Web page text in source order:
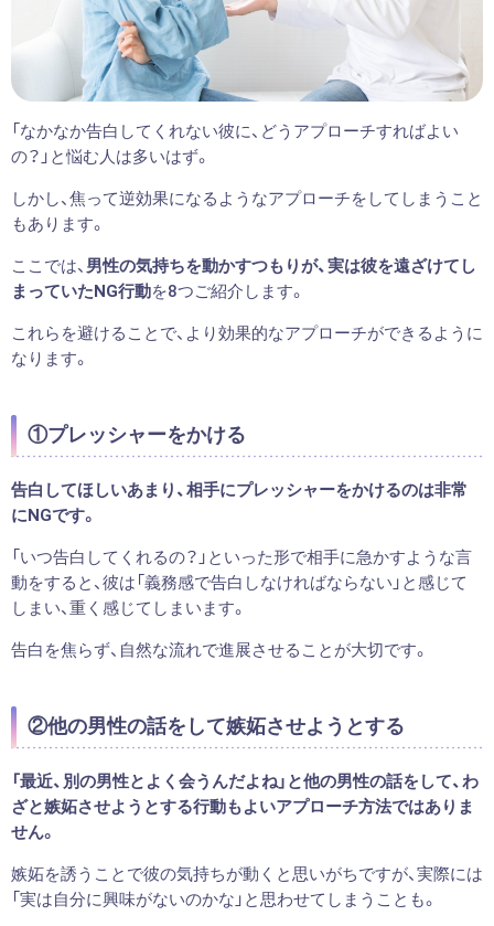
「なかなか告白してくれない彼に、どうアプローチすればよい
の？」と悩む人は多いはず。
しかし、焦って逆効果になるようなアプローチをしてしまうこと
もあります。
ここでは、男性の気持ちを動かすつもりが、実は彼を遠ざけてし
まっていたNG行動を8つご紹介します。
これらを避けることで、より効果的なアプローチができるように
なります。
①プレッシャーをかける
告白してほしいあまり、相手にプレッシャーをかけるのは非常
にNGです。
「いつ告白してくれるの？」といった形で相手に急かすような言
動をすると、彼は「義務感で告白しなければならない」と感じて
しまい、重く感じてしまいます。
告白を焦らず、自然な流れで進展させることが大切です。
②他の男性の話をして嫉妬させようとする
「最近、別の男性とよく会うんだよね」と他の男性の話をして、わ
ざと嫉妬させようとする行動もよいアプローチ方法ではありま
せん。
嫉妬を誘うことで彼の気持ちが動くと思いがちですが、実際には
「実は自分に興味がないのかな」と思わせてしまうことも。